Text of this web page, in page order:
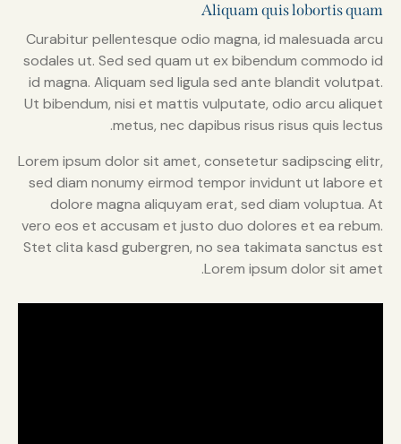
Aliquam quis lobortis quam
Curabitur pellentesque odio magna, id malesuada arcu
sodales ut. Sed sed quam ut ex bibendum commodo id
id magna. Aliquam sed ligula sed ante blandit volutpat.
Ut bibendum, nisi et mattis vulputate, odio arcu aliquet
metus, nec dapibus risus risus quis lectus.
Lorem ipsum dolor sit amet, consetetur sadipscing elitr,
sed diam nonumy eirmod tempor invidunt ut labore et
dolore magna aliquyam erat, sed diam voluptua. At
vero eos et accusam et justo duo dolores et ea rebum.
Stet clita kasd gubergren, no sea takimata sanctus est
Lorem ipsum dolor sit amet.